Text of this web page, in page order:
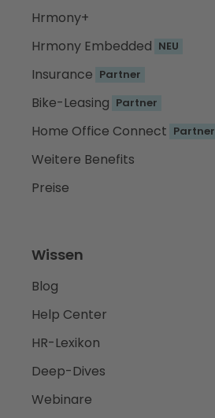
Hrmony+
Hrmony Embedded NEU
Insurance Partner
Bike-Leasing Partner
Home Office Connect Partner
Weitere Benefits
Preise
Wissen
Blog
Help Center
HR-Lexikon
Deep-Dives
Webinare